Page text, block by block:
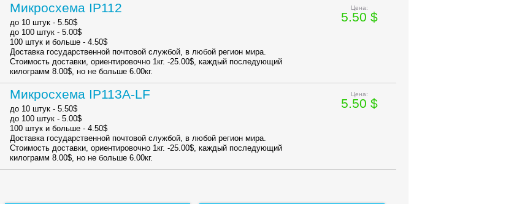
Микросхема IP112
до 10 штук - 5.50$
до 100 штук - 5.00$
100 штук и больше - 4.50$
Доставка государственной почтовой службой, в любой регион мира.
Стоимость доставки, ориентировочно 1кг. -25.00$, каждый последующий
килограмм 8.00$, но не больше 6.00кг.
Цена:
5.50 $
Микросхема IP113A-LF
до 10 штук - 5.50$
до 100 штук - 5.00$
100 штук и больше - 4.50$
Доставка государственной почтовой службой, в любой регион мира.
Стоимость доставки, ориентировочно 1кг. -25.00$, каждый последующий
килограмм 8.00$, но не больше 6.00кг.
Цена:
5.50 $